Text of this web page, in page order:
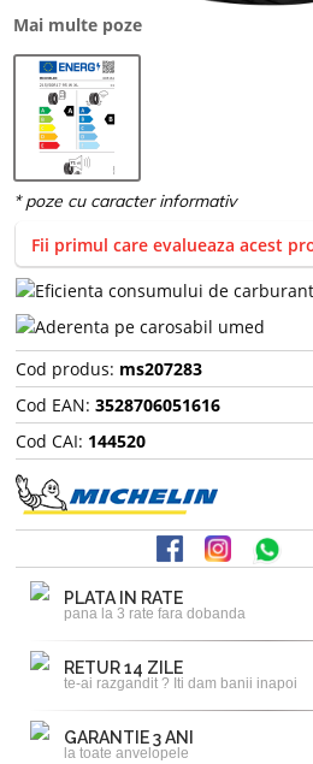
Mai multe poze
Fii primul care evalueaza acest
Cod produs: ms207283
Cod EAN: 3528706051616
Cod CAI: 144520
PLATA IN RATE
pana la 3 rate fara dobanda
RETUR 14 ZILE
te-ai razgandit ? Iti dam banii inapoi
GARANTIE 3 ANI
la toate anvelopele